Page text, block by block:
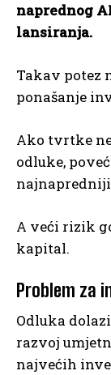
naprednog
lansiranja.
Takav potez
ponašanje
Ako tvrtke
odluke,
A veći rizik
kapital.
Problem za
Odluka
razvoj
najvećih